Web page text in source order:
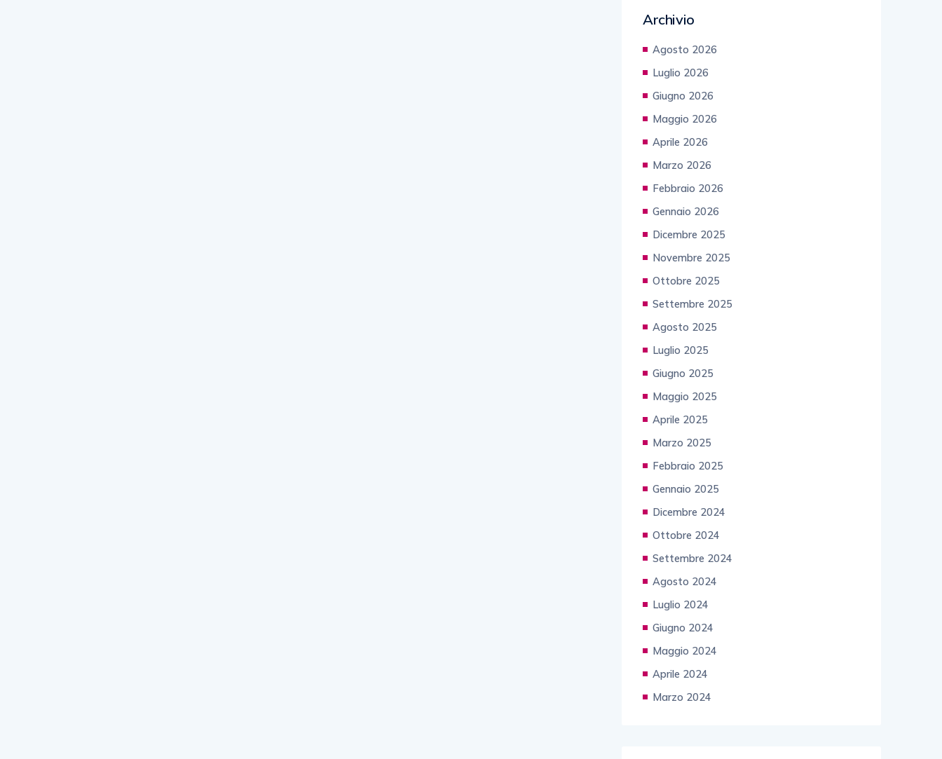
Archivio
Agosto 2026
Luglio 2026
Giugno 2026
Maggio 2026
Aprile 2026
Marzo 2026
Febbraio 2026
Gennaio 2026
Dicembre 2025
Novembre 2025
Ottobre 2025
Settembre 2025
Agosto 2025
Luglio 2025
Giugno 2025
Maggio 2025
Aprile 2025
Marzo 2025
Febbraio 2025
Gennaio 2025
Dicembre 2024
Ottobre 2024
Settembre 2024
Agosto 2024
Luglio 2024
Giugno 2024
Maggio 2024
Aprile 2024
Marzo 2024